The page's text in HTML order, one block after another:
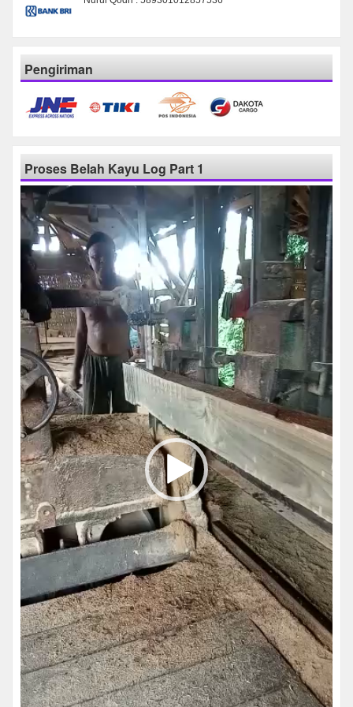
Pengiriman
Proses Belah Kayu Log Part 1
Pemutar
Video